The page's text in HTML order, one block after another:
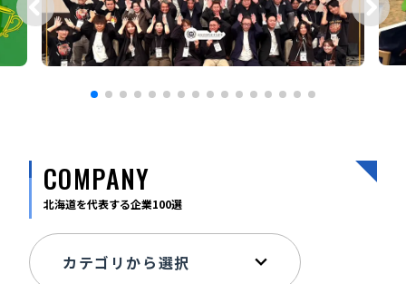
「人」から探す
記事ライター アンバサダー
COMPANY
北海道を代表する企業100選